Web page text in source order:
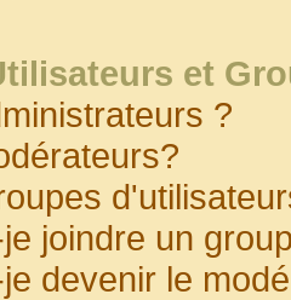
et
?
joindre un
devenir le